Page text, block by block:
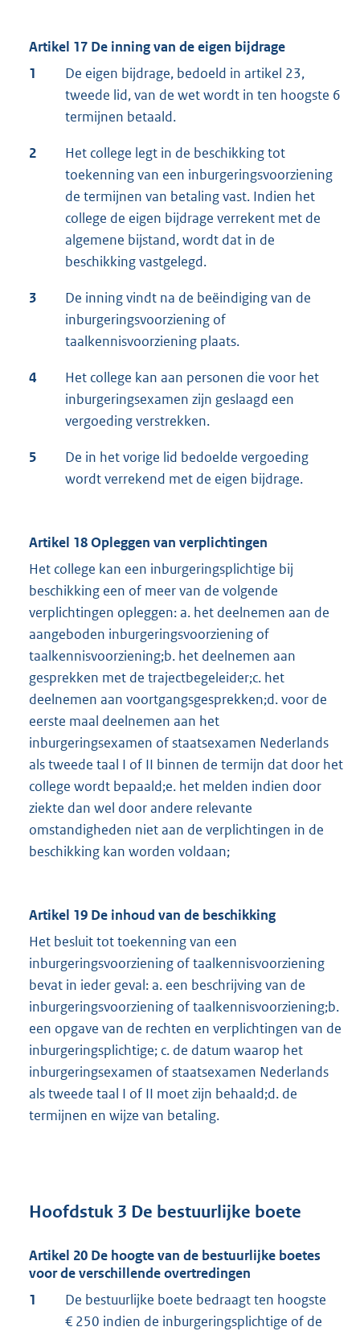
Artikel 17 De inning van de eigen bijdrage
1
De eigen bijdrage, bedoeld in artikel 23,
tweede lid, van de wet wordt in ten hoogste 6
termijnen betaald.
2
Het college legt in de beschikking tot
toekenning van een inburgeringsvoorziening
de termijnen van betaling vast. Indien het
college de eigen bijdrage verrekent met de
algemene bijstand, wordt dat in de
beschikking vastgelegd.
3
De inning vindt na de beëindiging van de
inburgeringsvoorziening of
taalkennisvoorziening plaats.
4
Het college kan aan personen die voor het
inburgeringsexamen zijn geslaagd een
vergoeding verstrekken.
5
De in het vorige lid bedoelde vergoeding
wordt verrekend met de eigen bijdrage.
Artikel 18 Opleggen van verplichtingen
Het college kan een inburgeringsplichtige bij
beschikking een of meer van de volgende
verplichtingen opleggen: a. het deelnemen aan de
aangeboden inburgeringsvoorziening of
taalkennisvoorziening;b. het deelnemen aan
gesprekken met de trajectbegeleider;c. het
deelnemen aan voortgangsgesprekken;d. voor de
eerste maal deelnemen aan het
inburgeringsexamen of staatsexamen Nederlands
als tweede taal I of II binnen de termijn dat door het
college wordt bepaald;e. het melden indien door
ziekte dan wel door andere relevante
omstandigheden niet aan de verplichtingen in de
beschikking kan worden voldaan;
Artikel 19 De inhoud van de beschikking
Het besluit tot toekenning van een
inburgeringsvoorziening of taalkennisvoorziening
bevat in ieder geval: a. een beschrijving van de
inburgeringsvoorziening of taalkennisvoorziening;b.
een opgave van de rechten en verplichtingen van de
inburgeringsplichtige; c. de datum waarop het
inburgeringsexamen of staatsexamen Nederlands
als tweede taal I of II moet zijn behaald;d. de
termijnen en wijze van betaling.
Hoofdstuk 3 De bestuurlijke boete
Artikel 20 De hoogte van de bestuurlijke boetes
voor de verschillende overtredingen
1
De bestuurlijke boete bedraagt ten hoogste
€ 250 indien de inburgeringsplichtige of de